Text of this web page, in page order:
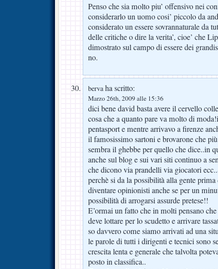
Penso che sia molto piu’ offensivo nei
considerarlo un uomo cosi’ piccolo da
considerato un essere sovrannaturale da
delle critiche o dire la verita’, cioe’ che
dimostrato sul campo di essere dei
no.
bervaha scritto:
Marzo 26th, 2009 alle 15:36
dici bene david basta avere il cervello
cosa che a quanto pare va molto di
pentasport e mentre arrivavo a firenze
il famosissimo sartoni e brovarone che
sembra il ghebbe per quello che dice..in
anche sul blog e sui vari siti continuo a
che dicono via prandelli via giocatori
perchè si da la possibilità alla gente
diventare opinionisti anche se per un
possibilità di arrogarsi assurde pretese!!
E’ormai un fatto che in molti pensano
deve lottare per lo scudetto e arrivare
so davvero come siamo arrivati ad una
le parole di tutti i dirigenti e tecnici sono
crescita lenta e generale che talvolta
posto in classifica..